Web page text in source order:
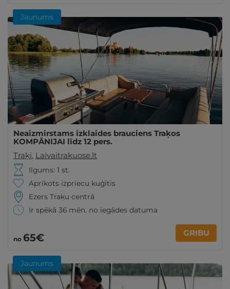
Jaunums
Neaizmirstams izklaides brauciens Traķos
KOMPĀNIJAI līdz 12 pers.
Traķi, Laivaitrakuose.lt
Ilgums: 1 st.
Aprīkots izpriecu kuģītis
Ezers Traķu centrā
Ir spēkā 36 mēn. no iegādes datuma
no 65€ GRIBU
Jaunums